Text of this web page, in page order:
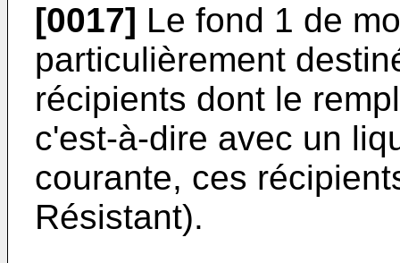
[0017] Le fond 1 de
particulièrement
récipients dont le
c'est-à-dire avec un
courante, ces
Résistant).